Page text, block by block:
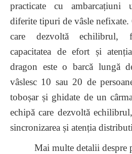
practicate cu ambarcațiuni
diferite tipuri de vâsle nefixate.
care dezvoltă echilibrul,
capacitatea de efort și
dragon este o barcă lungă
vâslesc 10 sau 20 de
toboșar și ghidate de un
echipă care dezvoltă
sincronizarea și atenția
Mai multe detalii despre